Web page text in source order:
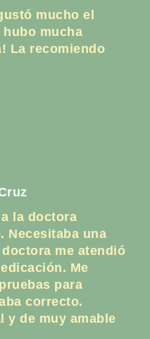
mucho el
mucha
La recomiendo
la doctora
Necesitaba una
me atendió
Me
para
correcto.
y de muy amable